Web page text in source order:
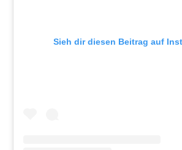
Sieh dir diesen Beitrag auf